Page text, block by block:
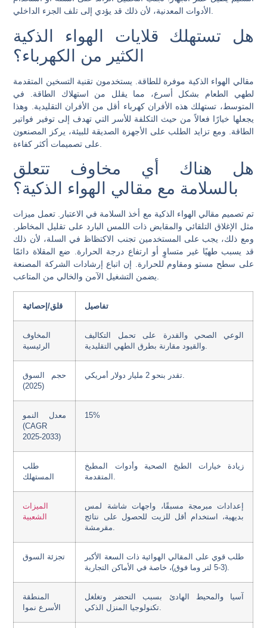
هل تستهلك قلايات الهواء الذكية
الكثير من الكهرباء؟
مقالي الهواء الذكية موفرة للطاقة. يستخدمون تقنية التسخين المتقدمة
لطهي الطعام بشكل أسرع، مما يقلل من استهلاك الطاقة. في
المتوسط، تستهلك هذه الأفران كهرباء أقل من الأفران التقليدية. وهذا
يجعلها خيارًا فعالاً من حيث التكلفة للأسر التي تهدف إلى توفير فواتير
الطاقة. ومع تزايد الطلب على الأجهزة الصديقة للبيئة، يركز المصنعون
هل هناك أي مخاوف تتعلق
بالسلامة مع مقالي الهواء الذكية؟
تم تصميم مقالي الهواء الذكية مع أخذ السلامة في الاعتبار. تعمل ميزات
مثل الإغلاق التلقائي والمقابض ذات اللمس البارد على تقليل المخاطر.
ومع ذلك، يجب على المستخدمين تجنب الاكتظاظ في السلة، لأن ذلك
قد يسبب طهيًا غير متساوٍ أو ارتفاع درجة الحرارة. ضع المقلاة دائمًا
على سطح مستو ومقاوم للحرارة. إن اتباع إرشادات الشركة المصنعة
قلق/إحصائية تفاصيل
المخاوف
الرئيسية
الوعي الصحي والقدرة على تحمل التكاليف
والقيود مقارنة بطرق الطهي التقليدية.
حجم السوق
(2025)
تقدر بنحو 2 مليار دولار أمريكي.
معدل النمو
(CAGR
2025-2033)
15%
طلب
المستهلك
زيادة خيارات الطبخ الصحية وأدوات المطبخ
المتقدمة.
الميزات
الشعبية
إعدادات مبرمجة مسبقًا، واجهات شاشة لمس
بديهية، استخدام أقل للزيت للحصول على نتائج
مقرمشة.
تجزئة السوق
طلب قوي على المقالي الهوائية ذات السعة الأكبر
(3-5 لتر وما فوق)، خاصة في الأماكن التجارية.
المنطقة
الأسرع نموا
آسيا والمحيط الهادئ بسبب التحضر وتغلغل
تكنولوجيا المنزل الذكي.